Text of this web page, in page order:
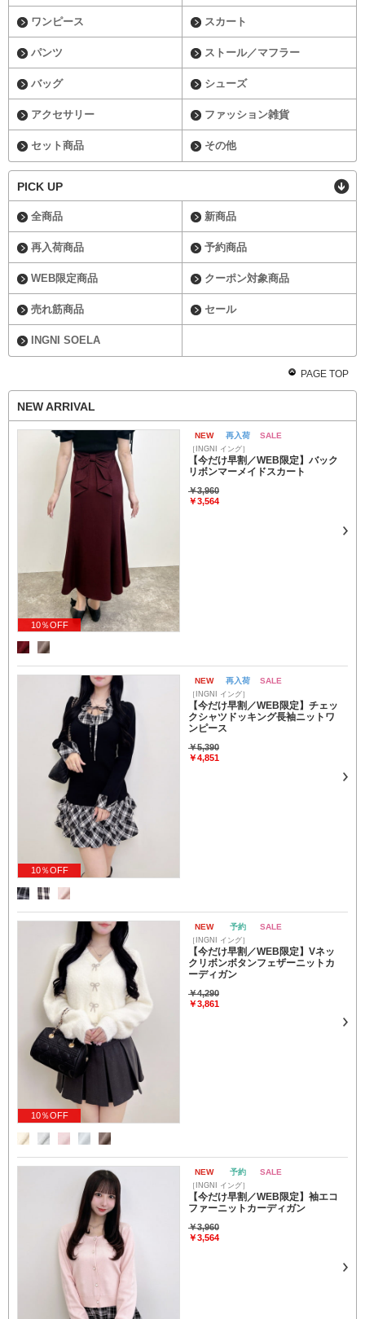
ワンピース スカート
パンツ ストール／マフラー
バッグ シューズ
アクセサリー ファッション雑貨
セット商品 その他
PICK UP
全商品 新商品
再入荷商品 予約商品
WEB限定商品 クーポン対象商品
売れ筋商品 セール
INGNI SOELA
PAGE TOP
NEW ARRIVAL
10％OFF
NEW 再入荷 SALE
［INGNI イング］
【今だけ早割／WEB限定】バック
リボンマーメイドスカート
￥3,960
￥3,564
10％OFF
NEW 再入荷 SALE
［INGNI イング］
【今だけ早割／WEB限定】チェッ
クシャツドッキング長袖ニットワ
ンピース
￥5,390
￥4,851
10％OFF
NEW 予約 SALE
［INGNI イング］
【今だけ早割／WEB限定】Vネッ
クリボンボタンフェザーニットカ
ーディガン
￥4,290
￥3,861
NEW 予約 SALE
［INGNI イング］
【今だけ早割／WEB限定】袖エコ
ファーニットカーディガン
￥3,960
￥3,564